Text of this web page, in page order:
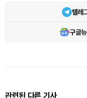
텔레
구글
관련된 다른 기사